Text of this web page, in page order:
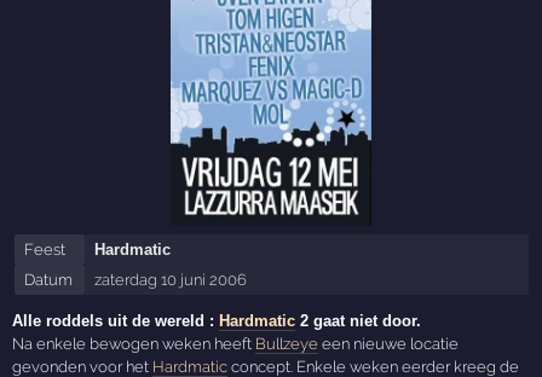
Feest
Hardmatic
Datum
zaterdag 10 juni 2006
Alle roddels uit de wereld :Hardmatic 2 gaat niet door.
Na enkele bewogen weken heeft Bullzeye een nieuwe locatie
gevonden voor het Hardmatic concept. Enkele weken eerder kreeg de